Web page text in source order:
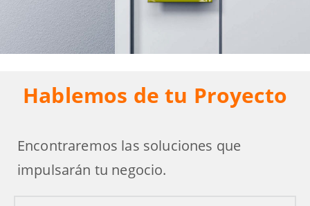
Hablemos de tu Proyecto
Encontraremos las soluciones que
impulsarán tu negocio.